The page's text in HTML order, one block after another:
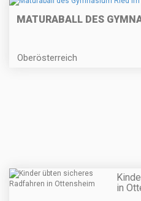
MATURABALL DES
Oberösterreich
in